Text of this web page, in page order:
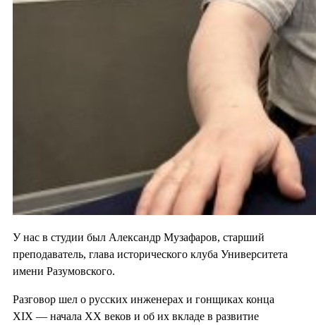
У нас в студии был Александр Музафаров, старший
преподаватель, глава исторического клуба Университета
имени Разумовского.
Разговор шел о русских инженерах и гонщиках конца
XIX — начала XХ веков и об их вкладе в развитие